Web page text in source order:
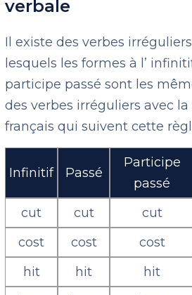
verbale
Il existe des verbes
lesquels les formes à l’
participe passé sont les
des verbes irréguliers avec
français qui suivent cette
Infinitif Passé
Participe
passé
cut cut cut
cost
cost cost
hit
hit hit